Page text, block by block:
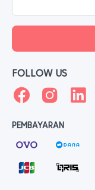
FOLLOW US
PEMBAYARAN